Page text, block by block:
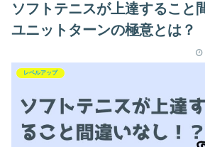
ソフトテニスが上達すること
ユニットターンの極意とは？
レベルアップ